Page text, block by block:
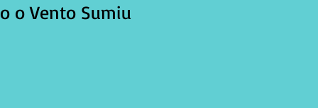
o Vento Sumiu